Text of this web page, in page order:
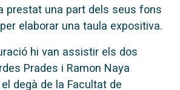
prestat una part dels seus fons
elaborar una taula expositiva.
hi van assistir els dos
Prades i Ramon Naya
degà de la Facultat de